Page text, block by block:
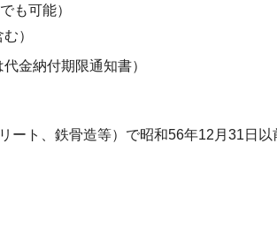
も可能）
）
金納付期限通知書）
ート、鉄骨造等）で昭和56年12月31日